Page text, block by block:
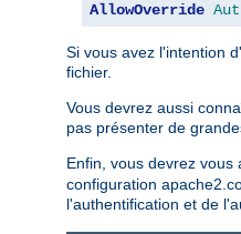
AllowOverride
Si vous avez l'intention
fichier.
Vous devrez aussi
pas présenter de
Enfin, vous devrez
configuration
l'authentification et de